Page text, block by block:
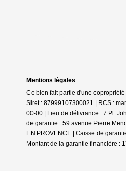
Mentions légales
Ce bien fait partie d'une
Siret : 87999107300021 | RCS :
00-00 | Lieu de délivrance : 7 Pl.
de garantie : 59 avenue Pierre
EN PROVENCE | Caisse de
Montant de la garantie financière :